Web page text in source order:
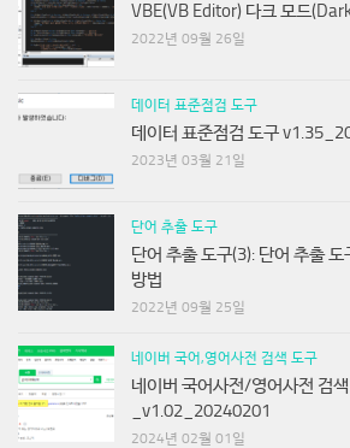
VBE(VB Editor) 다크 모드
2022년 09월 26일
데이터 표준점검 도구
데이터 표준점검 도구
2023년 03월 21일
단어 추출 도구
단어 추출 도구(3): 단어 추출
방법
2022년 09월 25일
네이버 국어,영어사전 검색 도구
네이버 국어사전/영어사전 검
_v1.02_20240201
2024년 02월 01일